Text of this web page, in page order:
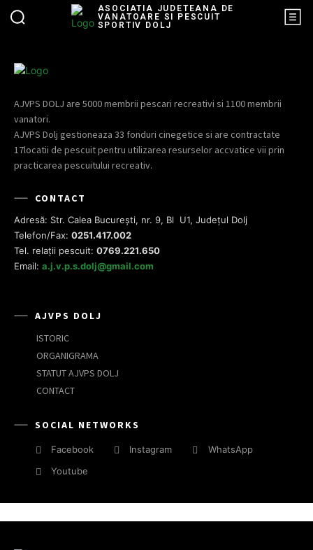
ASOCIATIA JUDETEANA DE
VANATOARE SI PESCUIT
SPORTIV DOLJ
AJVPS DOLJ are 5000 membrii pescari recreativi si 1100 membrii
vanatori.
AJVPS Dolj gestioneaza 33 fonduri cinegetice si are contractate
17locatii de pescuit pentru utilizarea resurselor accvatice vii prin
practicarea pescuitului recreativ.
CONTACT
Adresă: Str. Calea București, nr. 9, Bl U1, Județul Dolj
Telefon/Fax: 0251.417.002
Tel. relații pescuit: 0769.221.650
Email: a.j.v.p.s.dolj@gmail.com
AJVPS DOLJ
ISTORIC
ORGANIGRAMA
STATUT AJVPS DOLJ
CONTACT
SOCIAL NETWORKS
Facebook Instagram
WhatsApp
Youtube